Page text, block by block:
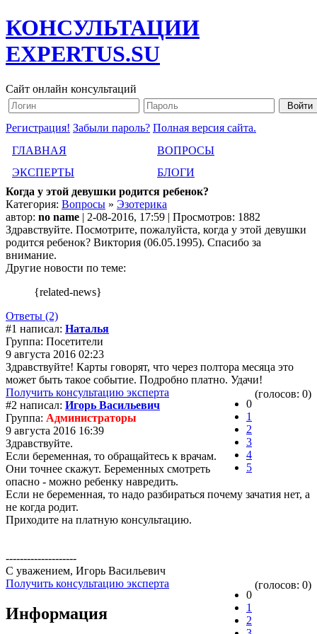
КОНСУЛЬТАЦИИ
EXPERTUS.SU
Сайт онлайн консультаций
Регистрация! Забыли пароль? Полная версия сайта.
ГЛАВНАЯ
ВОПРОСЫ
ЭКСПЕРТЫ
БЛОГИ
Когда у этой девушки родится ребенок?
Категория: Вопросы » Эзотерика
автор: no name | 2-08-2016, 17:59 | Просмотров: 1882
Здравствуйте. Посмотрите, пожалуйста, когда у этой девушки
родится ребенок? Виктория (06.05.1995). Спасибо за
внимание.
Другие новости по теме:
{related-news}
Ответы (2)
#1 написал: Наталья
Группа: Посетители
9 августа 2016 02:23
Здравствуйте! Карты говорят, что через полтора месяца это
может быть такое событие. Подробно платно. Удачи!
Получить консультацию эксперта
0
1
2
3
4
5
(голосов: 0)
#2 написал: Игорь Васильевич
Группа: Администраторы
9 августа 2016 16:39
Здравствуйте.
Если беременная, то обращайтесь к врачам.
Они точнее скажут. Беременных смотреть
опасно - можно ребенку навредить.
Если не беременная, то надо разбираться почему зачатия нет, а
не когда родит.
Приходите на платную консультацию.
--------------------
С уважением, Игорь Васильевич
Получить консультацию эксперта
0
1
2
(голосов: 0)
Информация